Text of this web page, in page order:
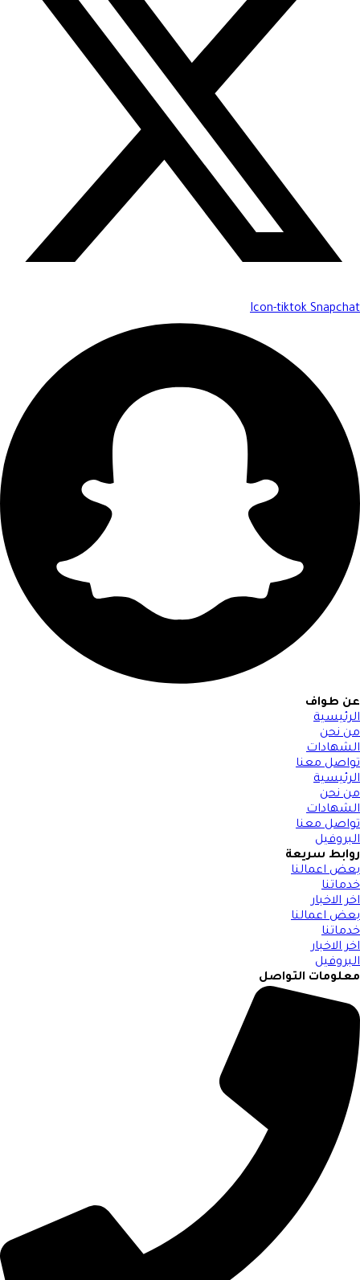
Icon-tiktok Snapchat
عن طواف
الرئيسية
من نحن
الشهادات
تواصل معنا
الرئيسية
من نحن
الشهادات
تواصل معنا
البروفيل
روابط سريعة
بعض اعمالنا
خدماتنا
اخر الاخبار
بعض اعمالنا
خدماتنا
اخر الاخبار
البروفيل
معلومات التواصل